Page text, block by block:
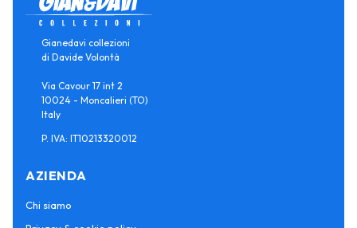
Gianedavi collezioni
di Davide Volontà
Via Cavour 17 int 2
10024 - Moncalieri (TO)
Italy
P. IVA: IT10213320012
AZIENDA
Chi siamo